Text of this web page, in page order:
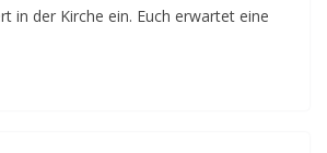
in der Kirche ein. Euch erwartet eine